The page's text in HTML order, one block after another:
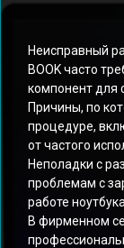
Неисправный
BOOK часто
компонент для
Причины, по
процедуре,
от частого
Неполадки с
проблемам с
работе ноутбука.
В фирменном